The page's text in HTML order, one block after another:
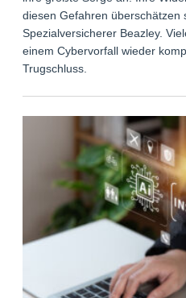
diesen Gefahren überschätzen
Spezialversicherer Beazley.
einem Cybervorfall wieder
Trugschluss.